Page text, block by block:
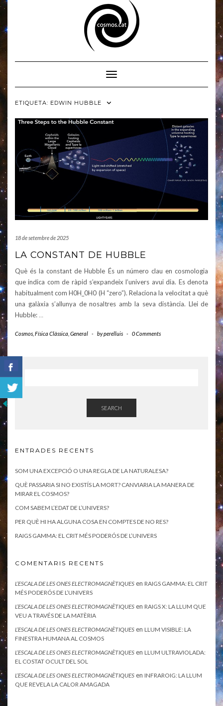
Skip
Toggle Navigation
ETIQUETA: EDWIN HUBBLE
18 de setembre de 2025
LA CONSTANT DE HUBBLE
Què és la constant de Hubble És un número clau en cosmologia
que indica com de ràpid s’expandeix l’univers avui dia. Es denota
habitualment com H0H_0H0​ (H “zero”). Relaciona la velocitat a què
una galàxia s’allunya de nosaltres amb la seva distància. Llei de
Hubble:…
Cosmos Física Clàssica General - byperelluis - 0 Comments
SEARCH
ENTRADES RECENTS
SOM UNA EXCEPCIÓ O UNA REGLA DE LA NATURALESA?
QUÈ PASSARIA SI NO EXISTÍS LA MORT? CANVIARIA LA MANERA DE
MIRAR EL COSMOS?
COM SABEM L’EDAT DE L’UNIVERS?
PER QUÈ HI HA ALGUNA COSA EN COMPTES DE NO RES?
RAIGS GAMMA: EL CRIT MÉS PODERÓS DE L’UNIVERS
COMENTARIS RECENTS
L’ESCALA DE LES ONES ELECTROMAGNÈTIQUES en RAIGS GAMMA: EL CRIT
MÉS PODERÓS DE L’UNIVERS
L’ESCALA DE LES ONES ELECTROMAGNÈTIQUES en RAIGS X: LA LLUM QUE
VEU A TRAVÉS DE LA MATÈRIA
L’ESCALA DE LES ONES ELECTROMAGNÈTIQUES en LLUM VISIBLE: LA
FINESTRA HUMANA AL COSMOS
L’ESCALA DE LES ONES ELECTROMAGNÈTIQUES en LLUM ULTRAVIOLADA:
EL COSTAT OCULT DEL SOL
L’ESCALA DE LES ONES ELECTROMAGNÈTIQUES en INFRAROIG: LA LLUM
QUE REVELA LA CALOR AMAGADA